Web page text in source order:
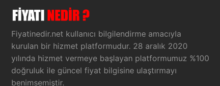
Fiyatinedir.net kullanıcı bilgilendirme amacıyla
kurulan bir hizmet platformudur. 28 aralık 2020
yılında hizmet vermeye başlayan platformumuz %100
doğruluk ile güncel fiyat bilgisine ulaştırmayı
benimsemiştir.